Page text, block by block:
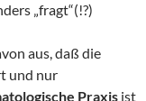
„fragt“(!?)
aus, daß die
und nur
Praxis ist